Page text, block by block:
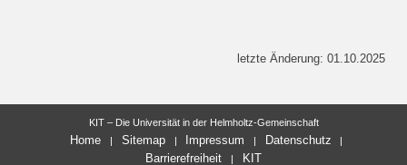
letzte Änderung: 01.10.2025
KIT – Die Universität in der Helmholtz-Gemeinschaft
Home Sitemap Impressum
Datenschutz
Barrierefreiheit
KIT